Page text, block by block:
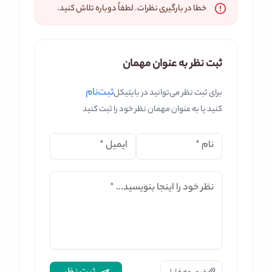
خطا در بارگیری نظرات. لطفاً دوباره تلاش کنید.
ثبت نظر به عنوان مهمان
برای ثبت نظر می‌توانید در بایتیکلثبت‌نام
کنید یا به عنوان مهمان نظر خود را ثبت کنید
نام * ایمیل*
نظر خود را اینجا بنویسید... *